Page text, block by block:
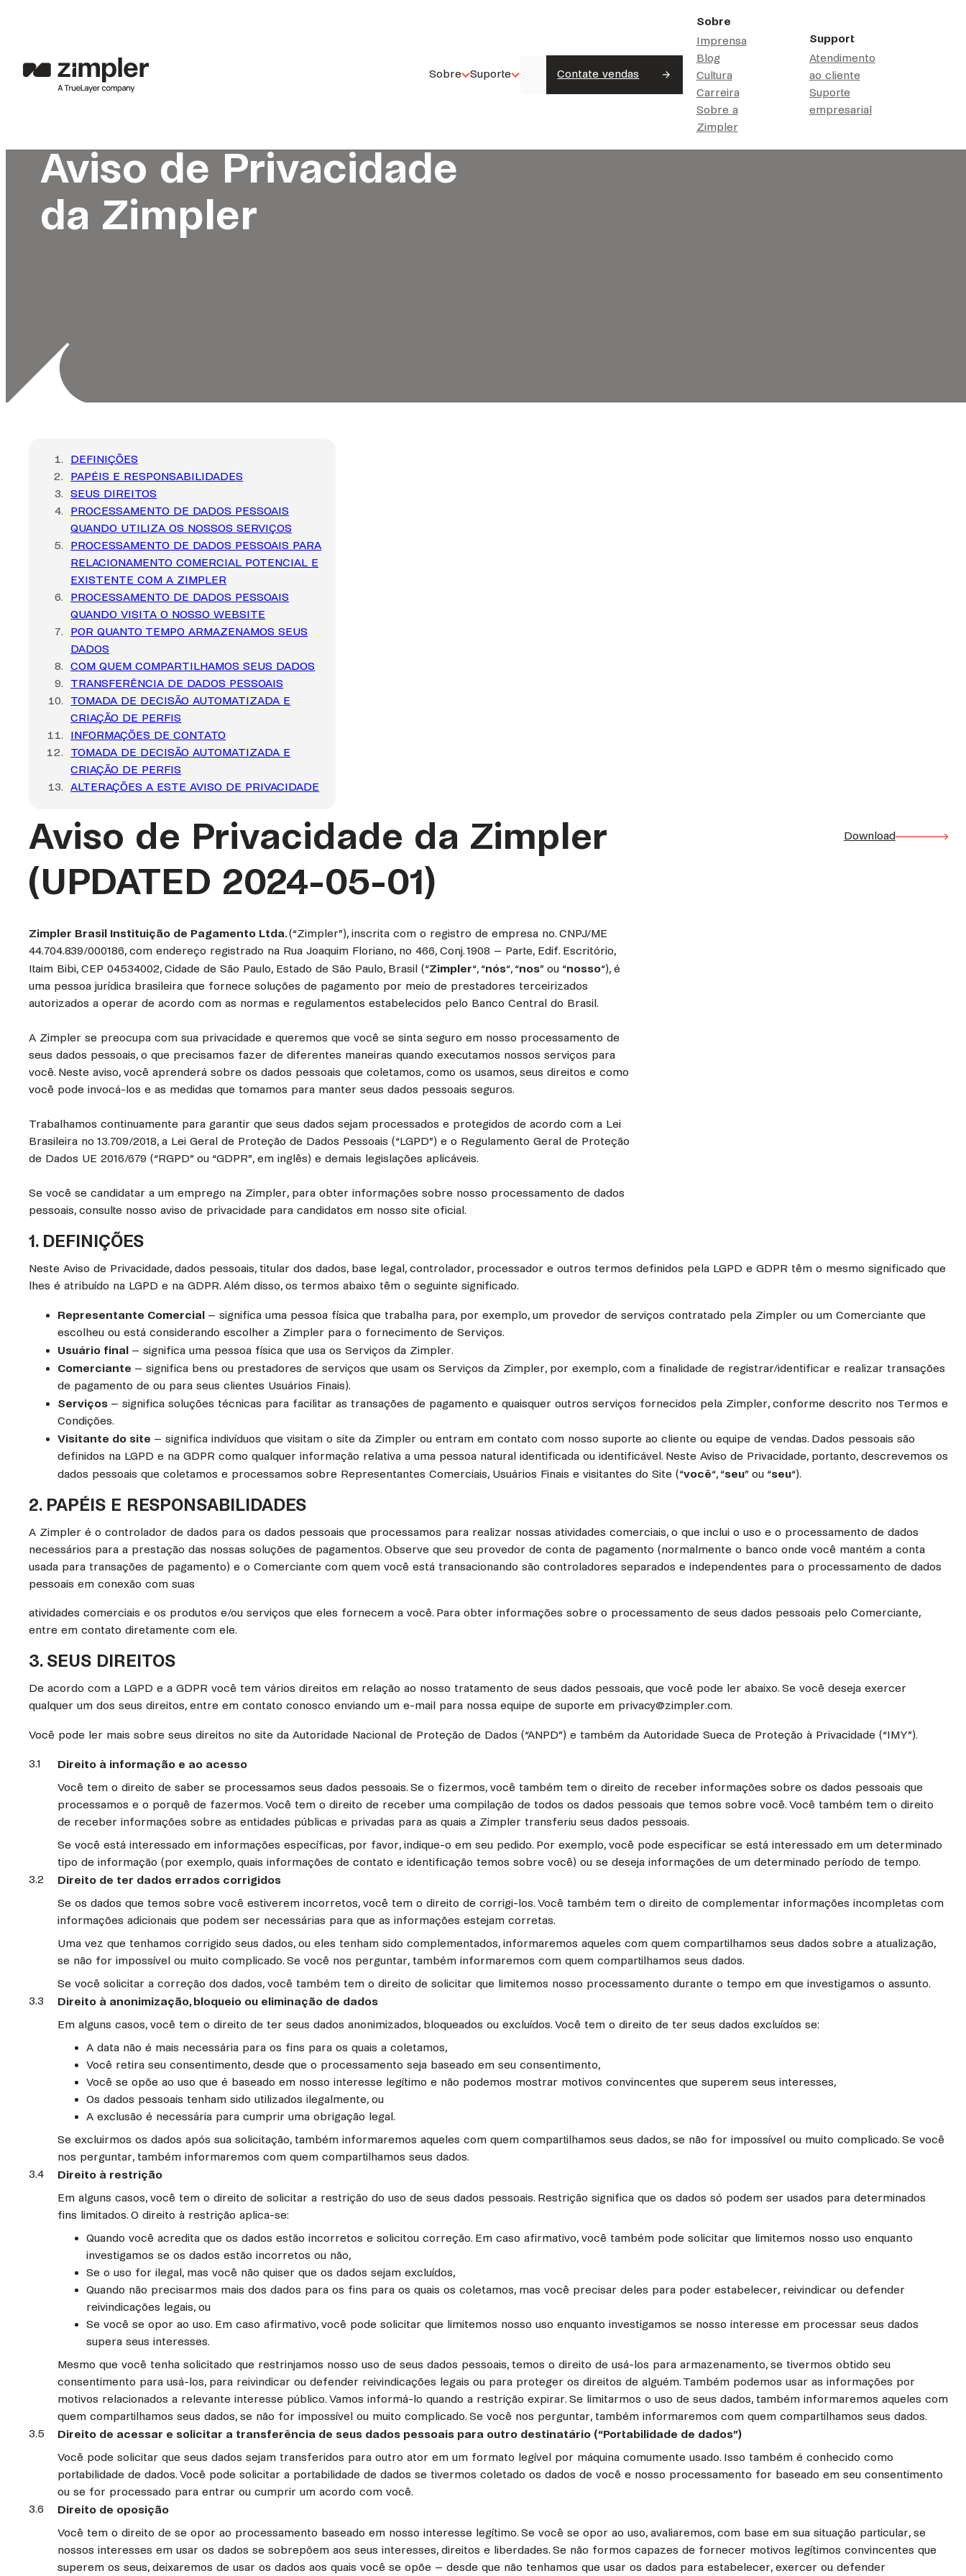
Sobre Suporte Contate vendas
Sobre
Imprensa
Blog
Cultura
Carreira
Sobre a
Zimpler
Support
Atendimento
ao cliente
Suporte
empresarial
Aviso de Privacidade
da Zimpler
DEFINIÇÕES
PAPÉIS E RESPONSABILIDADES
SEUS DIREITOS
PROCESSAMENTO DE DADOS PESSOAIS
QUANDO UTILIZA OS NOSSOS SERVIÇOS
PROCESSAMENTO DE DADOS PESSOAIS PARA
RELACIONAMENTO COMERCIAL POTENCIAL E
EXISTENTE COM A ZIMPLER
PROCESSAMENTO DE DADOS PESSOAIS
QUANDO VISITA O NOSSO WEBSITE
POR QUANTO TEMPO ARMAZENAMOS SEUS
DADOS
COM QUEM COMPARTILHAMOS SEUS DADOS
TRANSFERÊNCIA DE DADOS PESSOAIS
TOMADA DE DECISÃO AUTOMATIZADA E
CRIAÇÃO DE PERFIS
INFORMAÇÕES DE CONTATO
TOMADA DE DECISÃO AUTOMATIZADA E
CRIAÇÃO DE PERFIS
ALTERAÇÕES A ESTE AVISO DE PRIVACIDADE
Aviso de Privacidade da Zimpler
(UPDATED 2024-05-01)
Zimpler Brasil Instituição de Pagamento Ltda.(“Zimpler”), inscrita com o registro de empresa no. CNPJ/ME
44.704.839/000186, com endereço registrado na Rua Joaquim Floriano, no 466, Conj. 1908 – Parte, Edif. Escritório,
Itaim Bibi, CEP 04534002, Cidade de São Paulo, Estado de São Paulo, Brasil (“Zimpler“, “nós“, “nos” ou “nosso“), é
uma pessoa jurídica brasileira que fornece soluções de pagamento por meio de prestadores terceirizados
autorizados a operar de acordo com as normas e regulamentos estabelecidos pelo Banco Central do Brasil.
A Zimpler se preocupa com sua privacidade e queremos que você se sinta seguro em nosso processamento de
seus dados pessoais, o que precisamos fazer de diferentes maneiras quando executamos nossos serviços para
você. Neste aviso, você aprenderá sobre os dados pessoais que coletamos, como os usamos, seus direitos e como
você pode invocá-los e as medidas que tomamos para manter seus dados pessoais seguros.
Trabalhamos continuamente para garantir que seus dados sejam processados e protegidos de acordo com a Lei
Brasileira no 13.709/2018, a Lei Geral de Proteção de Dados Pessoais (“LGPD”) e o Regulamento Geral de Proteção
de Dados UE 2016/679 (“RGPD” ou “GDPR”, em inglês) e demais legislações aplicáveis.
Se você se candidatar a um emprego na Zimpler, para obter informações sobre nosso processamento de dados
pessoais, consulte nosso aviso de privacidade para candidatos em nosso site oficial.
Download
1. DEFINIÇÕES
Neste Aviso de Privacidade, dados pessoais, titular dos dados, base legal, controlador, processador e outros termos definidos pela LGPD e GDPR têm o mesmo significado que
lhes é atribuído na LGPD e na GDPR. Além disso, os termos abaixo têm o seguinte significado.
Representante Comercial – significa uma pessoa física que trabalha para, por exemplo, um provedor de serviços contratado pela Zimpler ou um Comerciante que
escolheu ou está considerando escolher a Zimpler para o fornecimento de Serviços.
Usuário final – significa uma pessoa física que usa os Serviços da Zimpler.
Comerciante – significa bens ou prestadores de serviços que usam os Serviços da Zimpler, por exemplo, com a finalidade de registrar/identificar e realizar transações
de pagamento de ou para seus clientes Usuários Finais).
Serviços – significa soluções técnicas para facilitar as transações de pagamento e quaisquer outros serviços fornecidos pela Zimpler, conforme descrito nos Termos e
Condições.
Visitante do site – significa indivíduos que visitam o site da Zimpler ou entram em contato com nosso suporte ao cliente ou equipe de vendas. Dados pessoais são
definidos na LGPD e na GDPR como qualquer informação relativa a uma pessoa natural identificada ou identificável. Neste Aviso de Privacidade, portanto, descrevemos os
dados pessoais que coletamos e processamos sobre Representantes Comerciais, Usuários Finais e visitantes do Site (“você“, “seu” ou “seu“).
2. PAPÉIS E RESPONSABILIDADES
A Zimpler é o controlador de dados para os dados pessoais que processamos para realizar nossas atividades comerciais, o que inclui o uso e o processamento de dados
necessários para a prestação das nossas soluções de pagamentos. Observe que seu provedor de conta de pagamento (normalmente o banco onde você mantém a conta
usada para transações de pagamento) e o Comerciante com quem você está transacionando são controladores separados e independentes para o processamento de dados
pessoais em conexão com suas
atividades comerciais e os produtos e/ou serviços que eles fornecem a você. Para obter informações sobre o processamento de seus dados pessoais pelo Comerciante,
entre em contato diretamente com ele.
3. SEUS DIREITOS
De acordo com a LGPD e a GDPR você tem vários direitos em relação ao nosso tratamento de seus dados pessoais, que você pode ler abaixo. Se você deseja exercer
qualquer um dos seus direitos, entre em contato conosco enviando um e-mail para nossa equipe de suporte em privacy@zimpler.com.
Você pode ler mais sobre seus direitos no site da Autoridade Nacional de Proteção de Dados (“ANPD”) e também da Autoridade Sueca de Proteção à Privacidade (“IMY”).
3.1 Direito à informação e ao acesso
Você tem o direito de saber se processamos seus dados pessoais. Se o fizermos, você também tem o direito de receber informações sobre os dados pessoais que
processamos e o porquê de fazermos. Você tem o direito de receber uma compilação de todos os dados pessoais que temos sobre você. Você também tem o direito
de receber informações sobre as entidades públicas e privadas para as quais a Zimpler transferiu seus dados pessoais.
Se você está interessado em informações específicas, por favor, indique-o em seu pedido. Por exemplo, você pode especificar se está interessado em um determinado
tipo de informação (por exemplo, quais informações de contato e identificação temos sobre você) ou se deseja informações de um determinado período de tempo.
3.2
Direito de ter dados errados corrigidos
Se os dados que temos sobre você estiverem incorretos, você tem o direito de corrigi-los. Você também tem o direito de complementar informações incompletas com
informações adicionais que podem ser necessárias para que as informações estejam corretas.
Uma vez que tenhamos corrigido seus dados, ou eles tenham sido complementados, informaremos aqueles com quem compartilhamos seus dados sobre a atualização,
se não for impossível ou muito complicado. Se você nos perguntar, também informaremos com quem compartilhamos seus dados.
Se você solicitar a correção dos dados, você também tem o direito de solicitar que limitemos nosso processamento durante o tempo em que investigamos o assunto.
3.3
Direito à anonimização, bloqueio ou eliminação de dados
Em alguns casos, você tem o direito de ter seus dados anonimizados, bloqueados ou excluídos. Você tem o direito de ter seus dados excluídos se:
A data não é mais necessária para os fins para os quais a coletamos,
Você retira seu consentimento, desde que o processamento seja baseado em seu consentimento,
Você se opõe ao uso que é baseado em nosso interesse legítimo e não podemos mostrar motivos convincentes que superem seus interesses,
Os dados pessoais tenham sido utilizados ilegalmente, ou
A exclusão é necessária para cumprir uma obrigação legal.
Se excluirmos os dados após sua solicitação, também informaremos aqueles com quem compartilhamos seus dados, se não for impossível ou muito complicado. Se você
nos perguntar, também informaremos com quem compartilhamos seus dados.
3.4
Direito à restrição
Em alguns casos, você tem o direito de solicitar a restrição do uso de seus dados pessoais. Restrição significa que os dados só podem ser usados para determinados
fins limitados. O direito à restrição aplica-se:
Quando você acredita que os dados estão incorretos e solicitou correção. Em caso afirmativo, você também pode solicitar que limitemos nosso uso enquanto
investigamos se os dados estão incorretos ou não,
Se o uso for ilegal, mas você não quiser que os dados sejam excluídos,
Quando não precisarmos mais dos dados para os fins para os quais os coletamos, mas você precisar deles para poder estabelecer, reivindicar ou defender
reivindicações legais, ou
Se você se opor ao uso. Em caso afirmativo, você pode solicitar que limitemos nosso uso enquanto investigamos se nosso interesse em processar seus dados
supera seus interesses.
Mesmo que você tenha solicitado que restrinjamos nosso uso de seus dados pessoais, temos o direito de usá-los para armazenamento, se tivermos obtido seu
consentimento para usá-los, para reivindicar ou defender reivindicações legais ou para proteger os direitos de alguém. Também podemos usar as informações por
motivos relacionados a relevante interesse público. Vamos informá-lo quando a restrição expirar. Se limitarmos o uso de seus dados, também informaremos aqueles com
quem compartilhamos seus dados, se não for impossível ou muito complicado. Se você nos perguntar, também informaremos com quem compartilhamos seus dados.
3.5
Direito de acessar e solicitar a transferência de seus dados pessoais para outro destinatário (“Portabilidade de dados”)
Você pode solicitar que seus dados sejam transferidos para outro ator em um formato legível por máquina comumente usado. Isso também é conhecido como
portabilidade de dados. Você pode solicitar a portabilidade de dados se tivermos coletado os dados de você e nosso processamento for baseado em seu consentimento
ou se for processado para entrar ou cumprir um acordo com você.
3.6
Direito de oposição
Você tem o direito de se opor ao processamento baseado em nosso interesse legítimo. Se você se opor ao uso, avaliaremos, com base em sua situação particular, se
nossos interesses em usar os dados se sobrepõem aos seus interesses, direitos e liberdades. Se não formos capazes de fornecer motivos legítimos convincentes que
superem os seus, deixaremos de usar os dados aos quais você se opõe – desde que não tenhamos que usar os dados para estabelecer, exercer ou defender